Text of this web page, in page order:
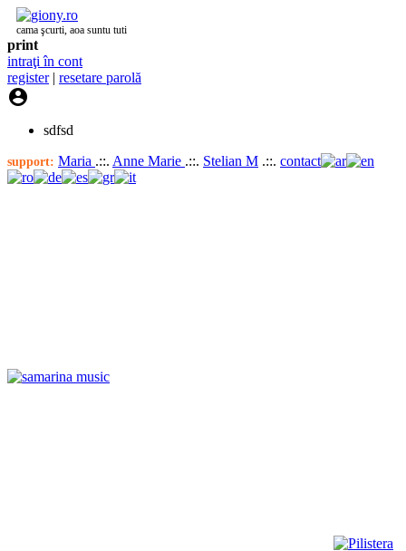
cama şcurti, aoa suntu tuti
print
intraţi în cont
register| resetare parolă

sdfsd
support: Maria .::. Anne Marie .::. Stelian M .::. contact